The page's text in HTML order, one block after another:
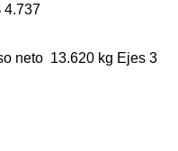
4.737
neto 13.620 kg Ejes 3